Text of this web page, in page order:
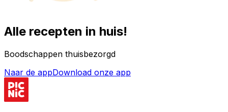
Alle recepten in huis!
Boodschappen thuisbezorgd
Naar de appDownload onze app